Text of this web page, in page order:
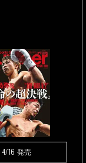
4/16 発売